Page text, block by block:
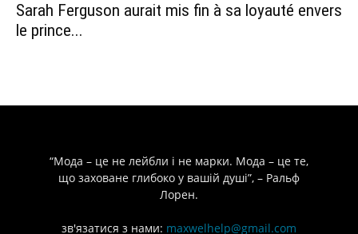
Sarah Ferguson aurait mis fin à sa loyauté envers
le prince...
“Мода – це не лейбли і не марки. Мода – це те,
що заховане глибоко у вашій душі”, – Ральф
Лорен.
зв'язатися з нами: maxwelhelp@gmail.com